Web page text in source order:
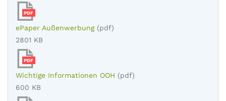
PDF
ePaper Außenwerbung (pdf)
2801 KB
PDF
Wichtige Informationen OOH (pdf)
600 KB